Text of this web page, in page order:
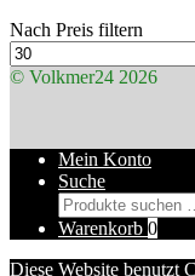
Nach Preis filtern
Min.
Preis
© Volkmer24 2026
Mein Konto
Suche
Suchen
nach:
Warenkorb 0
Diese Website benutzt